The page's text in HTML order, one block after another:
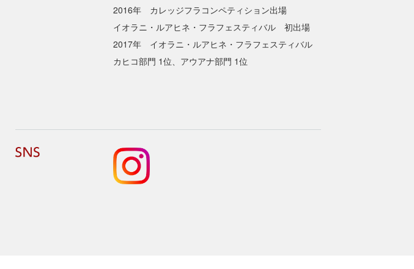
2016年 カレッジフラコンペティション出場
イオラニ・ルアヒネ・フラフェスティバル 初出場
2017年 イオラニ・ルアヒネ・フラフェスティバル
カヒコ部門 1位、アウアナ部門 1位